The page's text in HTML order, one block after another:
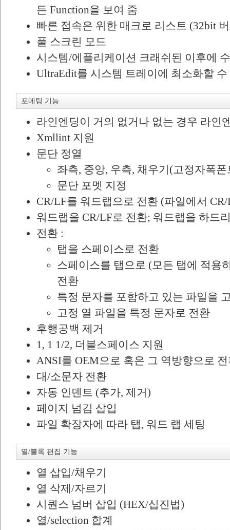
든 Function을 보여 줌
빠른 접속은 위한 매크로 리스트 (32bit
풀 스크린 모드
시스템/에플리케이션 크래쉬된 이후에
UltraEdit를 시스템 트레이에 최소화할
포메팅 기능
라인엔딩이 거의 없거나 없는 경우 라인
Xmllint 지원
문단 정열
좌측, 중앙, 우측, 채우기(고정자폭폰
문단 포멧 지정
CR/LF를 워드랩으로 전환 (파일에서
워드랩을 CR/LF로 전환; 워드랩을 하드
전환 :
탭을 스페이스로 전환
스페이스를 탭으로 (모든 탭에 적용
전환
특정 문자를 포함하고 있는 파일을
고정 열 파일을 특정 문자로 전환
후행공백 제거
1, 1 1/2, 더블스페이스 지원
ANSI를 OEM으로 혹은 그 역방향으로
대/소문자 전환
자동 인덴트 (추가, 제거)
페이지 넘김 삽입
파일 확장자에 따라 탭, 워드 랩 세팅
열/블록 편집 기능
열 삽입/채우기
열 삭제/자르기
시퀀스 넘버 삽입 (HEX/십진법)
열/selection 합계